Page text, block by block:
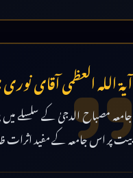
آیۃ اللہ العظمی آقای
جامعہ مصباح الدجیٰ کے سلسلے
بیت پر اس جامعہ کے مفید